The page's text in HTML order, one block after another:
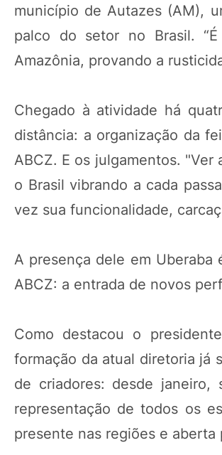
município de Autazes (AM),
palco do setor no Brasil.
Amazônia, provando a
Chegado à atividade há
distância: a organização da
ABCZ. E os julgamentos.
o Brasil vibrando a cada
vez sua funcionalidade,
A presença dele em Uberaba
ABCZ: a entrada de novos
Como destacou o
formação da atual diretoria já
de criadores: desde janeiro,
representação de todos os
presente nas regiões e